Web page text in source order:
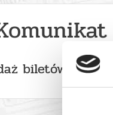
biletów on-